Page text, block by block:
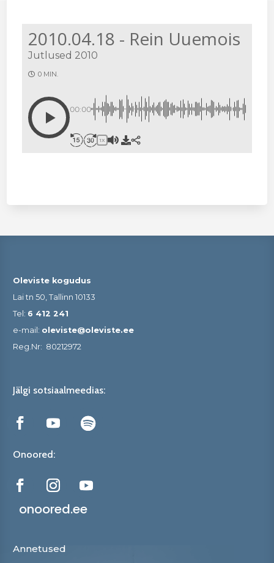
2010.04.18 - Rein Uuemois
Jutlused 2010
0 MIN.
00:00
1X
Oleviste kogudus
Lai tn 50, Tallinn 10133
Tel: 6 412 241
e-mail: oleviste@oleviste.ee
Reg.Nr: 80212972
Jälgi sotsiaalmeedias:
Onoored:
onoored.ee
Annetused